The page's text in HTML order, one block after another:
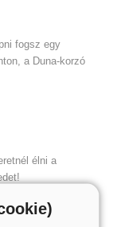
fogsz egy
a Duna-korzó
élni a